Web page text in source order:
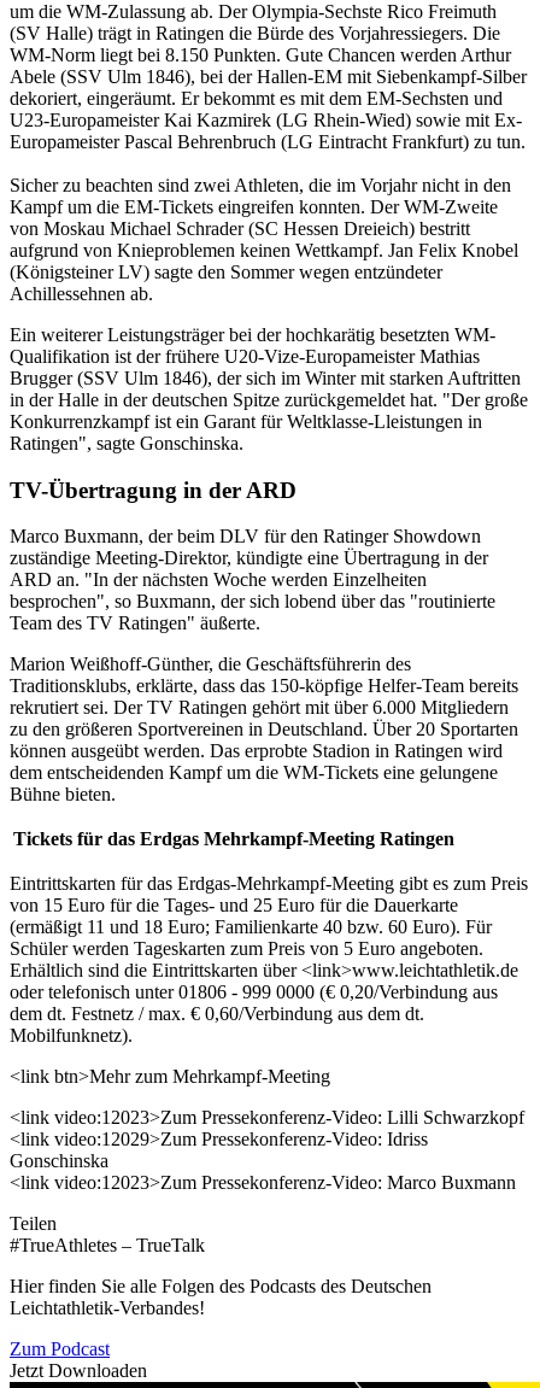
um die WM-Zulassung ab. Der Olympia-Sechste Rico Freimuth
(SV Halle) trägt in Ratingen die Bürde des Vorjahressiegers. Die
WM-Norm liegt bei 8.150 Punkten. Gute Chancen werden Arthur
Abele (SSV Ulm 1846), bei der Hallen-EM mit Siebenkampf-Silber
dekoriert, eingeräumt. Er bekommt es mit dem EM-Sechsten und
U23-Europameister Kai Kazmirek (LG Rhein-Wied) sowie mit Ex-
Europameister Pascal Behrenbruch (LG Eintracht Frankfurt) zu tun.
Sicher zu beachten sind zwei Athleten, die im Vorjahr nicht in den
Kampf um die EM-Tickets eingreifen konnten. Der WM-Zweite
von Moskau Michael Schrader (SC Hessen Dreieich) bestritt
aufgrund von Knieproblemen keinen Wettkampf. Jan Felix Knobel
(Königsteiner LV) sagte den Sommer wegen entzündeter
Achillessehnen ab.
Ein weiterer Leistungsträger bei der hochkarätig besetzten WM-
Qualifikation ist der frühere U20-Vize-Europameister Mathias
Brugger (SSV Ulm 1846), der sich im Winter mit starken Auftritten
in der Halle in der deutschen Spitze zurückgemeldet hat. "Der große
Konkurrenzkampf ist ein Garant für Weltklasse-Lleistungen in
Ratingen", sagte Gonschinska.
TV-Übertragung in der ARD
Marco Buxmann, der beim DLV für den Ratinger Showdown
zuständige Meeting-Direktor, kündigte eine Übertragung in der
ARD an. "In der nächsten Woche werden Einzelheiten
besprochen", so Buxmann, der sich lobend über das "routinierte
Team des TV Ratingen" äußerte.
Marion Weißhoff-Günther, die Geschäftsführerin des
Traditionsklubs, erklärte, dass das 150-köpfige Helfer-Team bereits
rekrutiert sei. Der TV Ratingen gehört mit über 6.000 Mitgliedern
zu den größeren Sportvereinen in Deutschland. Über 20 Sportarten
können ausgeübt werden. Das erprobte Stadion in Ratingen wird
dem entscheidenden Kampf um die WM-Tickets eine gelungene
Bühne bieten.
Tickets für das Erdgas Mehrkampf-Meeting Ratingen
Eintrittskarten für das Erdgas-Mehrkampf-Meeting gibt es zum Preis
von 15 Euro für die Tages- und 25 Euro für die Dauerkarte
(ermäßigt 11 und 18 Euro; Familienkarte 40 bzw. 60 Euro). Für
Schüler werden Tageskarten zum Preis von 5 Euro angeboten.
Erhältlich sind die Eintrittskarten über <link>www.leichtathletik.de
oder telefonisch unter 01806 - 999 0000 (€ 0,20/Verbindung aus
dem dt. Festnetz / max. € 0,60/Verbindung aus dem dt.
Mobilfunknetz).
<link btn>Mehr zum Mehrkampf-Meeting
<link video:12023>Zum Pressekonferenz-Video: Lilli Schwarzkopf
<link video:12029>Zum Pressekonferenz-Video: Idriss
Gonschinska
<link video:12023>Zum Pressekonferenz-Video: Marco Buxmann
Teilen
#TrueAthletes – TrueTalk
Hier finden Sie alle Folgen des Podcasts des Deutschen
Leichtathletik-Verbandes!
Zum Podcast
Jetzt Downloaden